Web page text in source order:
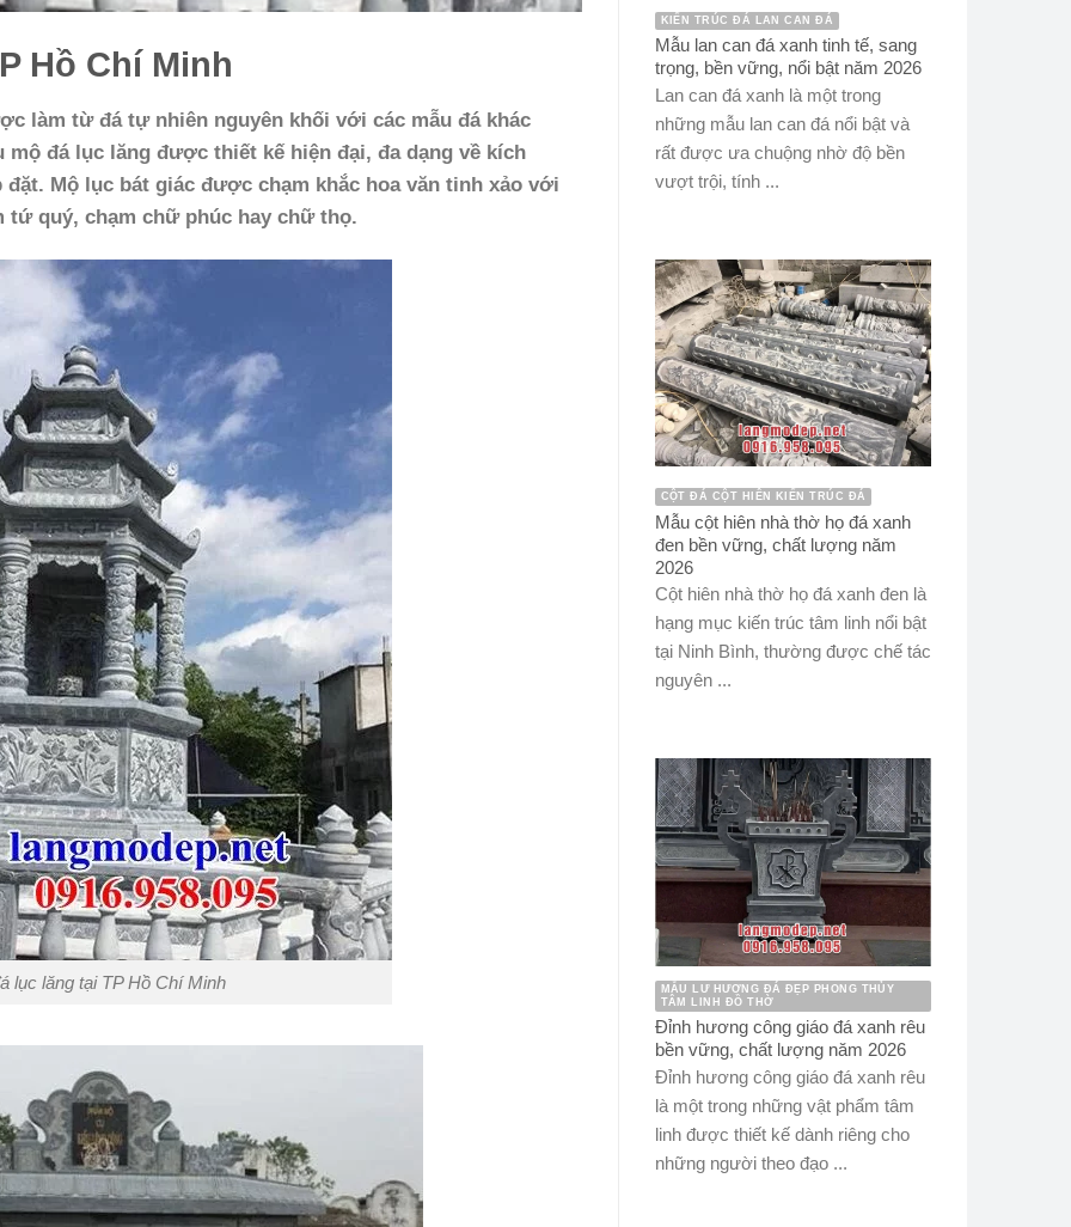
Hồ Chí Minh
làm từ đá tự nhiên nguyên khối với các mẫu đá khác
đá lục lăng được thiết kế hiện đại, đa dạng về kích
Mộ lục bát giác được chạm khắc hoa văn tinh xảo với
tứ quý, chạm chữ phúc hay chữ thọ.
lục lăng tại TP Hồ Chí Minh
KIẾN TRÚC ĐÁ LAN CAN ĐÁ
Mẫu lan can đá xanh tinh tế, sang
trọng, bền vững, nổi bật năm 2026
Lan can đá xanh là một trong
những mẫu lan can đá nổi bật và
rất được ưa chuộng nhờ độ bền
vượt trội, tính ...
CỘT ĐÁ CỘT HIÊN KIẾN TRÚC ĐÁ
Mẫu cột hiên nhà thờ họ đá xanh
đen bền vững, chất lượng năm
2026
Cột hiên nhà thờ họ đá xanh đen là
hạng mục kiến trúc tâm linh nổi bật
tại Ninh Bình, thường được chế tác
nguyên ...
MẪU LƯ HƯƠNG ĐÁ ĐẸP PHONG THỦY
TÂM LINH ĐỒ THỜ
Đỉnh hương công giáo đá xanh rêu
bền vững, chất lượng năm 2026
Đỉnh hương công giáo đá xanh rêu
là một trong những vật phẩm tâm
linh được thiết kế dành riêng cho
những người theo đạo ...